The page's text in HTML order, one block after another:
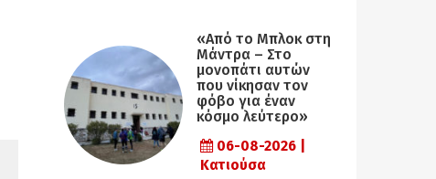
«Από το Μπλοκ στη
Μάντρα – Στο
μονοπάτι αυτών
που νίκησαν τον
φόβο για έναν
κόσμο λεύτερο»
06-08-2026 |
Κατιούσα